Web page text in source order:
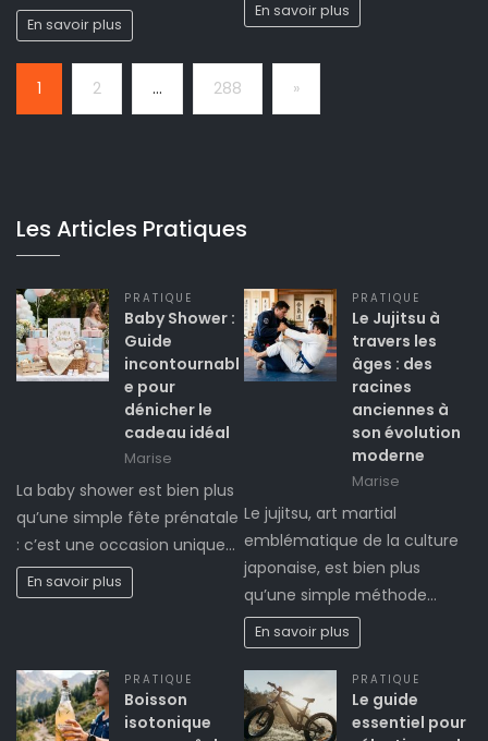
En savoir plus
En savoir plus
1 2 … 288 Next
»
Les Articles Pratiques
PRATIQUE
Baby Shower :
Guide
incontournabl
e pour
dénicher le
cadeau idéal
Marise
La baby shower est bien plus
qu’une simple fête prénatale
: c’est une occasion unique…
En savoir plus
PRATIQUE
Le Jujitsu à
travers les
âges : des
racines
anciennes à
son évolution
moderne
Marise
Le jujitsu, art martial
emblématique de la culture
japonaise, est bien plus
qu’une simple méthode…
En savoir plus
PRATIQUE
Boisson
isotonique
PRATIQUE
Le guide
essentiel pour